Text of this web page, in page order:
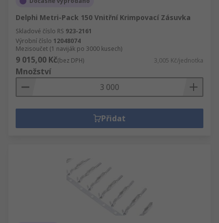
Delphi Metri-Pack 150 Vnitřní Krimpovací Zásuvka
Skladové číslo RS 923-2161
Výrobní číslo 12048074
Mezisoučet (1 naviják po 3000 kusech)
9 015,00 Kč(bez DPH) 3,005 Kč/jednotka
Množství
Přidat